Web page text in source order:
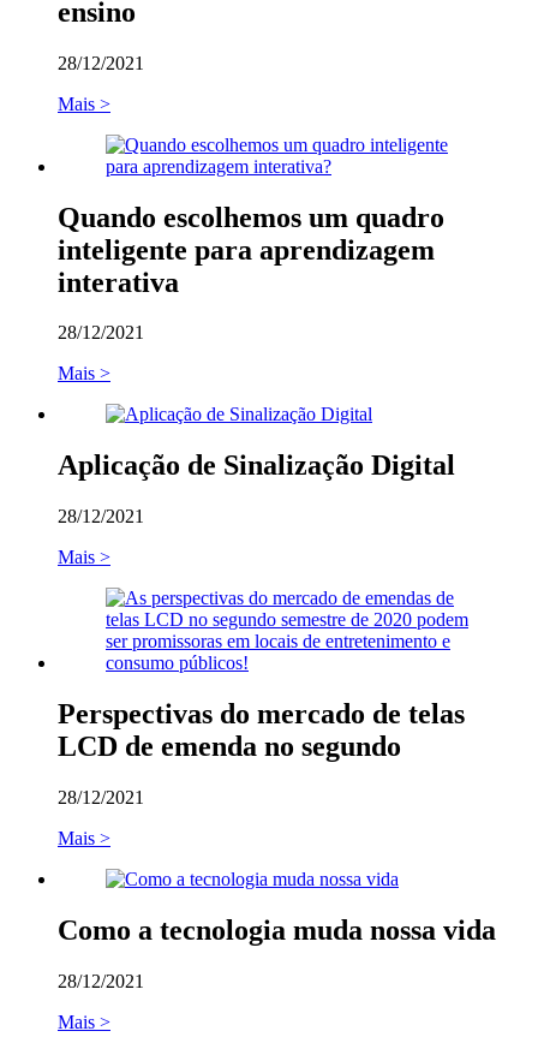
ensino
28/12/2021
Mais >
Quando escolhemos um quadro
inteligente para aprendizagem
interativa
28/12/2021
Mais >
Aplicação de Sinalização Digital
28/12/2021
Mais >
Perspectivas do mercado de telas
LCD de emenda no segundo
28/12/2021
Mais >
Como a tecnologia muda nossa vida
28/12/2021
Mais >